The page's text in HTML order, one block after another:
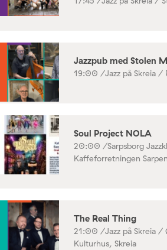
Jazzpub med Stolen
19:00 /Jazz på Skreia /
Soul Project NOLA
20:00 /Sarpsborg
Kaffeforretningen
The Real Thing
21:00 /Jazz på Skreia
Kulturhus, Skreia